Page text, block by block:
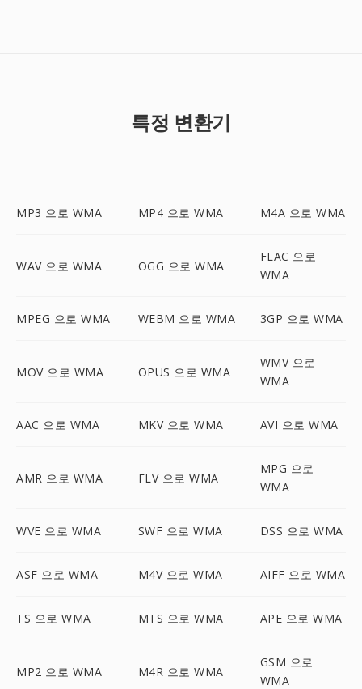
특정 변환기
MP3 으로 WMA MP4 으로 WMA M4A 으로 WMA
WAV 으로 WMA OGG 으로 WMA
FLAC 으로
WMA
MPEG 으로 WMA WEBM 으로 WMA 3GP 으로 WMA
MOV 으로 WMA OPUS 으로 WMA
WMV 으로
WMA
AAC 으로 WMA MKV 으로 WMA AVI 으로 WMA
AMR 으로 WMA FLV 으로 WMA
MPG 으로
WMA
WVE 으로 WMA SWF 으로 WMA DSS 으로 WMA
ASF 으로 WMA M4V 으로 WMA AIFF 으로 WMA
TS 으로 WMA MTS 으로 WMA APE 으로 WMA
MP2 으로 WMA M4R 으로 WMA
GSM 으로
WMA